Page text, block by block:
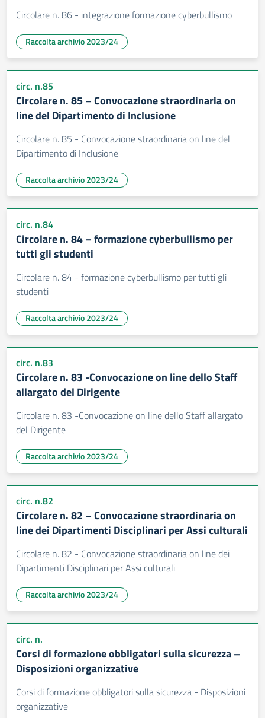
Circolare n. 86 - integrazione formazione cyberbullismo
Raccolta archivio 2023/24
circ. n.85
Circolare n. 85 – Convocazione straordinaria on
line del Dipartimento di Inclusione
Circolare n. 85 - Convocazione straordinaria on line del
Dipartimento di Inclusione
Raccolta archivio 2023/24
circ. n.84
Circolare n. 84 – formazione cyberbullismo per
tutti gli studenti
Circolare n. 84 - formazione cyberbullismo per tutti gli
studenti
Raccolta archivio 2023/24
circ. n.83
Circolare n. 83 -Convocazione on line dello Staff
allargato del Dirigente
Circolare n. 83 -Convocazione on line dello Staff allargato
del Dirigente
Raccolta archivio 2023/24
circ. n.82
Circolare n. 82 – Convocazione straordinaria on
line dei Dipartimenti Disciplinari per Assi culturali
Circolare n. 82 - Convocazione straordinaria on line dei
Dipartimenti Disciplinari per Assi culturali
Raccolta archivio 2023/24
circ. n.
Corsi di formazione obbligatori sulla sicurezza –
Disposizioni organizzative
Corsi di formazione obbligatori sulla sicurezza - Disposizioni
organizzative